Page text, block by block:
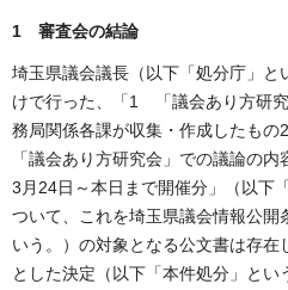
1 審査会の結論
埼玉県議会議長（以下「処分庁」
けで行った、「1 「議会あり方研
務局関係各課が収集・作成したも
「議会あり方研究会」での議論の
3月24日～本日まで開催分」（以下
ついて、これを埼玉県議会情報公開
いう。）の対象となる公文書は存在
とした決定（以下「本件処分」とい